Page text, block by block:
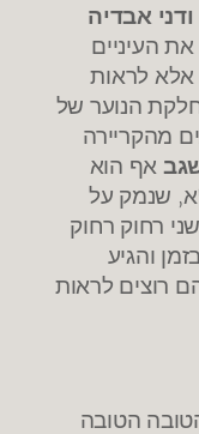
ודני אבדיה
העיניים
אלא לראות
הנוער של
מהקריירה
אף הוא
שנמק על
רחוק רחוק
והגיע
רוצים לראות
הטובה